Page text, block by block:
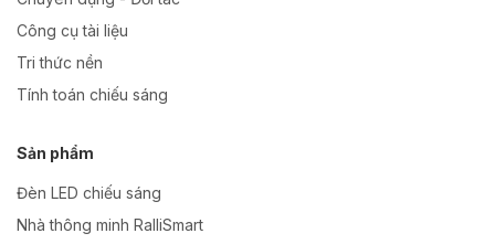
Công cụ tài liệu
Tri thức nền
Tính toán chiếu sáng
Sản phẩm
Đèn LED chiếu sáng
Nhà thông minh RalliSmart